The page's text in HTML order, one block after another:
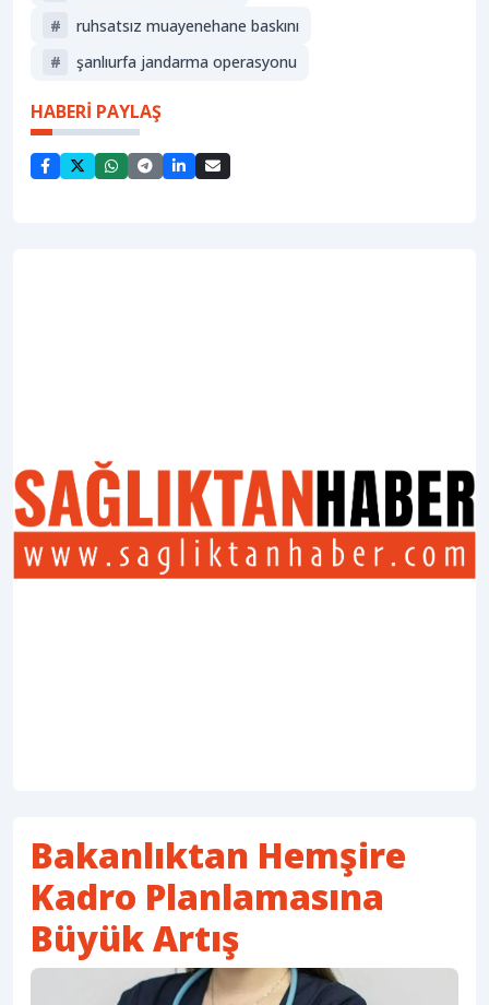
#
ruhsatsız muayenehane baskını
#
şanlıurfa jandarma operasyonu
HABERİ PAYLAŞ
Bakanlıktan Hemşire
Kadro Planlamasına
Büyük Artış